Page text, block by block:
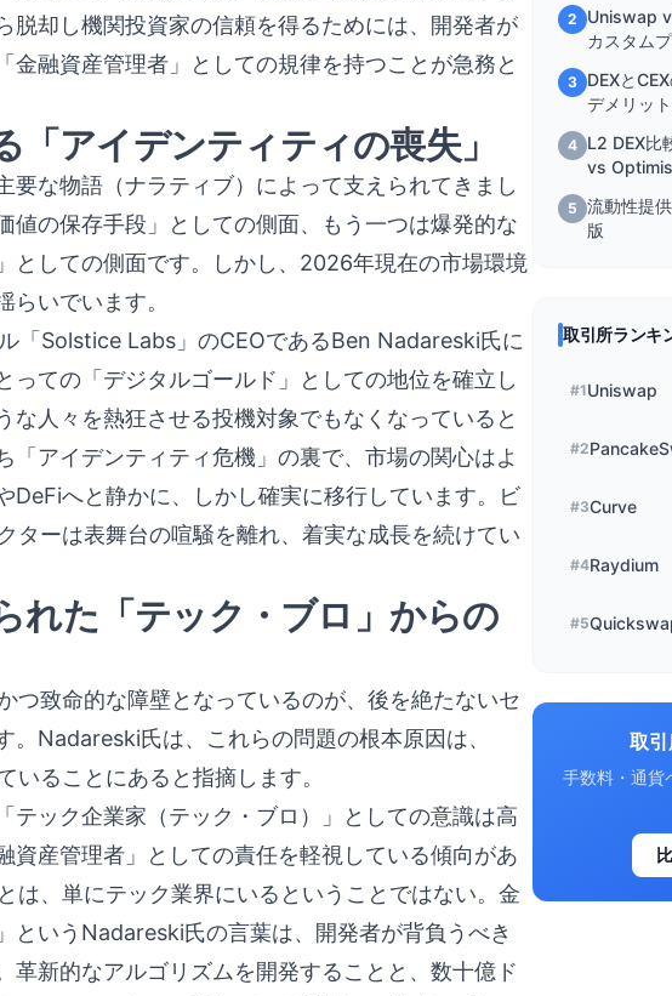
脱却し機関投資家の信頼を得るためには、開発者が
金融資産管理者」としての規律を持つことが急務と
「アイデンティティの喪失」
要な物語（ナラティブ）によって支えられてきまし
値の保存手段」としての側面、もう一つは爆発的な
としての側面です。しかし、2026年現在の市場環境
いでいます。
「Solstice Labs」のCEOであるBen Nadareski氏に
っての「デジタルゴールド」としての地位を確立し
な人々を熱狂させる投機対象でもなくなっていると
「アイデンティティ危機」の裏で、市場の関心はよ
DeFiへと静かに、しかし確実に移行しています。ビ
ターは表舞台の喧騒を離れ、着実な成長を続けてい
れた「テック・ブロ」からの
つ致命的な障壁となっているのが、後を絶たないセ
Nadareski氏は、これらの問題の根本原因は、
いることにあると指摘します。
テック企業家（テック・ブロ）」としての意識は高
資産管理者」としての責任を軽視している傾向があ
は、単にテック業界にいるということではない。金
というNadareski氏の言葉は、開発者が背負うべき
革新的なアルゴリズムを開発することと、数十億ド
2
Uniswap
カスタム
3 DEXと
デメリッ
4 L2 DEX
vs
5 流動性提
版
取引所ランキ
#1Uniswap
#2
#3Curve
#4Raydium
#5
取
手数料・通貨